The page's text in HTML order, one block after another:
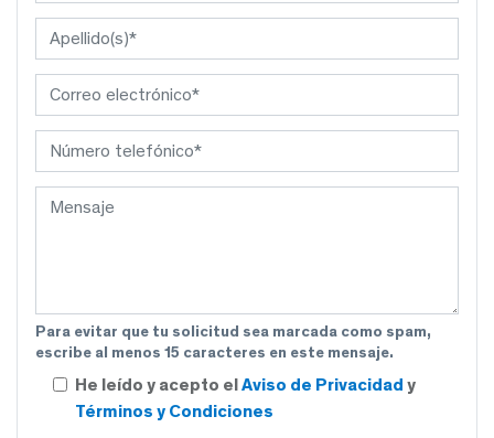
Para evitar que tu solicitud sea marcada como spam,
escribe al menos 15 caracteres en este mensaje.
He leído y acepto elAviso de Privacidad y
Términos y Condiciones